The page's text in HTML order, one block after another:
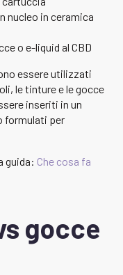
nucleo in ceramica
o e-liquid al CBD
essere utilizzati
le tinture e le gocce
inseriti in un
formulati per
guida: Che cosa fa
gocce